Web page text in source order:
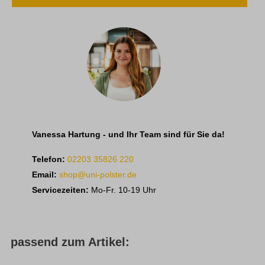
Vanessa Hartung - und Ihr Team sind für Sie da!
Telefon: 02203 35826 220
Email: shop@uni-polster.de
Servicezeiten: Mo-Fr. 10-19 Uhr
passend zum Artikel: